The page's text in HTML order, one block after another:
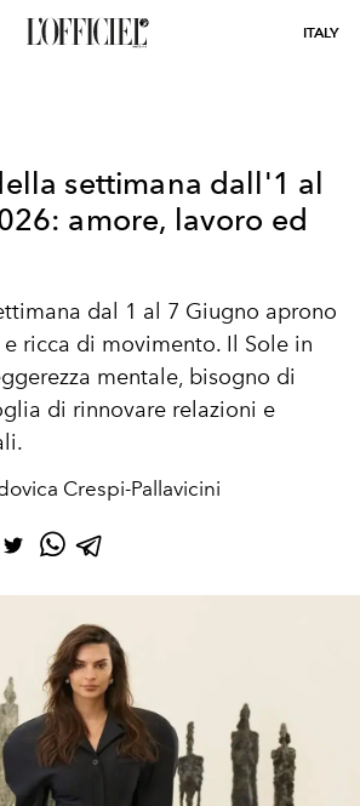
ITALY
settimana dall'1 al
amore, lavoro ed
dal 1 al 7 Giugno aprono
e ricca di movimento. Il Sole in
mentale, bisogno di
di rinnovare relazioni e
Crespi-Pallavicini